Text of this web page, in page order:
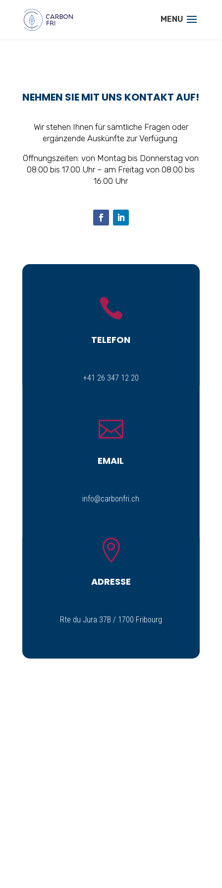
NEHMEN SIE MIT UNS KONTAKT AUF!
Wir stehen Ihnen für sämtliche Fragen oder
ergänzende Auskünfte zur Verfügung.
Öffnungszeiten: von Montag bis Donnerstag von
08:00 bis 17:00 Uhr – am Freitag von 08:00 bis
16:00 Uhr

TELEFON
+41 26 347 12 20

EMAIL
info@carbonfri.ch

ADRESSE
Rte du Jura 37B / 1700 Fribourg